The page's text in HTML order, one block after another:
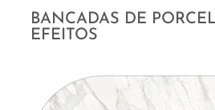
BANCADAS DE
EFEITOS